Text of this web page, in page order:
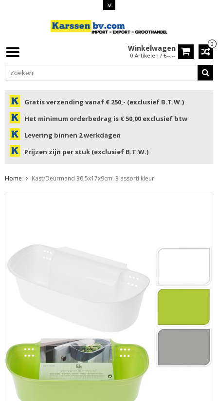
0
Winkelwagen
0 Artikelen / €--,--
Gratis verzending vanaf € 250,- (exclusief B.T.W.)
Het minimum orderbedrag is € 50,00 exclusief btw
Levering binnen 2 werkdagen
Prijzen zijn per stuk (exclusief B.T.W.)
Home Kast/Deurmand 30,5x17x9cm. 3 assorti kleur